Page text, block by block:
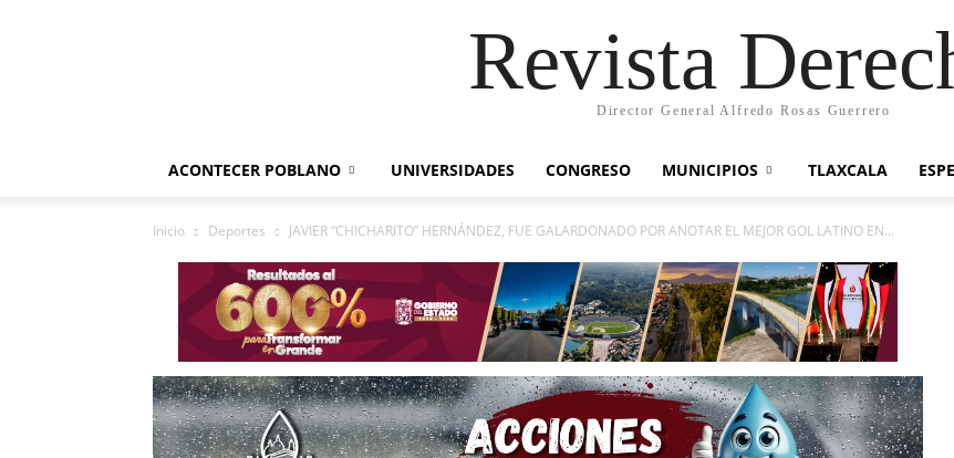
Revista
Director General Alfredo Rosas Guerrero
ACONTECER POBLANO UNIVERSIDADES CONGRESO MUNICIPIOS TLAXCALA
Inicio Deportes JAVIER “CHICHARITO” HERNÁNDEZ, FUE GALARDONADO POR ANOTAR EL MEJOR GOL LATINO EN...